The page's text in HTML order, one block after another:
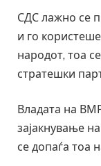
СДС лажно се
и го
народот, тоа
стратешки
Владата на
зајакнување
се допаѓа тоа